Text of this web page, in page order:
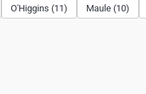
O'Higgins (11) Maule (10)